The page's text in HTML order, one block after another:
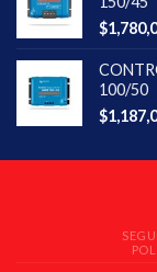
$
100/50
$